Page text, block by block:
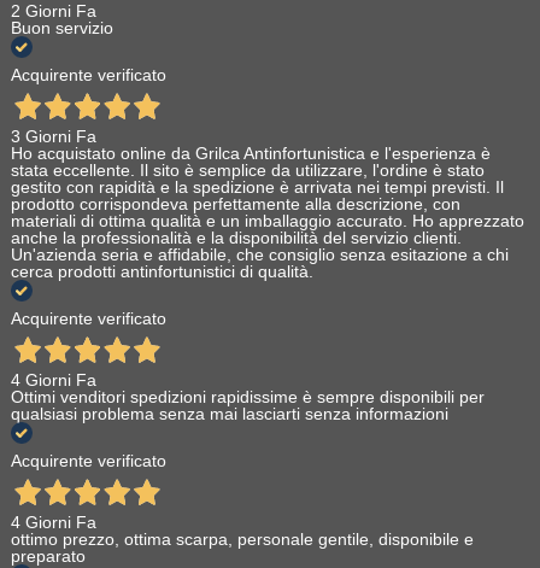
2 Giorni Fa
Buon servizio
Acquirente verificato
3 Giorni Fa
Ho acquistato online da Grilca Antinfortunistica e l'esperienza è
stata eccellente. Il sito è semplice da utilizzare, l'ordine è stato
gestito con rapidità e la spedizione è arrivata nei tempi previsti. Il
prodotto corrispondeva perfettamente alla descrizione, con
materiali di ottima qualità e un imballaggio accurato. Ho apprezzato
anche la professionalità e la disponibilità del servizio clienti.
Un'azienda seria e affidabile, che consiglio senza esitazione a chi
cerca prodotti antinfortunistici di qualità.
Acquirente verificato
4 Giorni Fa
Ottimi venditori spedizioni rapidissime è sempre disponibili per
qualsiasi problema senza mai lasciarti senza informazioni
Acquirente verificato
4 Giorni Fa
ottimo prezzo, ottima scarpa, personale gentile, disponibile e
preparato